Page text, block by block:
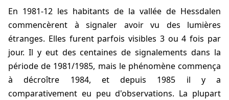
En 1981-12 les habitants de la vallée de Hessdalen
commencèrent à signaler avoir vu des lumières
étranges. Elles furent parfois visibles 3 ou 4 fois par
jour. Il y eut des centaines de signalements dans la
période de 1981/1985, mais le phénomène commença
à décroître 1984, et depuis 1985 il y a
comparativement eu peu d'observations. La plupart